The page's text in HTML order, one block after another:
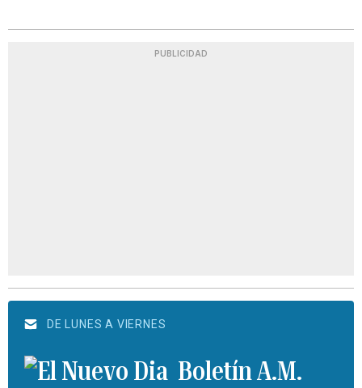
PUBLICIDAD
DE LUNES A VIERNES
Boletín A.M.